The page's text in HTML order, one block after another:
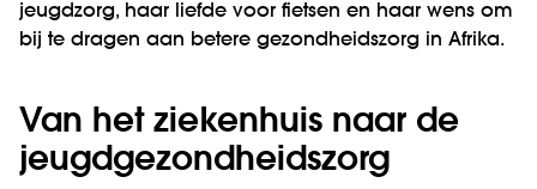
jeugdzorg, haar liefde voor fietsen en haar wens om
bij te dragen aan betere gezondheidszorg in Afrika.
Van het ziekenhuis naar de
jeugdgezondheidszorg